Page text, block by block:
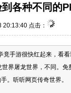
各种不同的
点击：
手游很快红起来，看看
界屠龙世界，不同。
手。听听网页传奇世